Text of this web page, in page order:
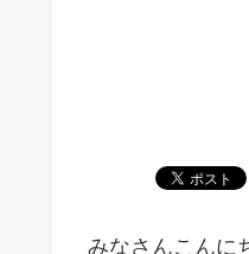
みなさんこんに